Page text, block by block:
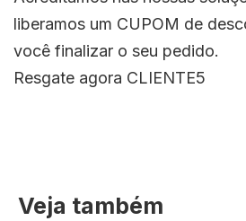
liberamos um CUPOM de
você finalizar o seu pedido.
Resgate agora CLIENTE5
Veja também